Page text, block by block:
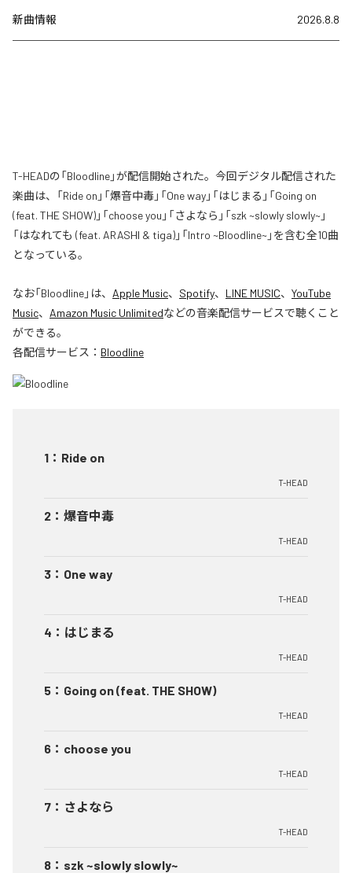
新曲情報 2026.8.8
T-HEADの「Bloodline」が配信開始された。今回デジタル配信された
楽曲は、「Ride on」「爆音中毒」「One way」「はじまる」「Going on
(feat. THE SHOW)」「choose you」「さよなら」「szk ~slowly slowly~」
「はなれても (feat. ARASHI & tiga)」「Intro ~Bloodline~」を含む全10曲
となっている。
なお「Bloodline」は、 Apple Music、 Spotify、 LINE MUSIC、 YouTube
Music、 Amazon Music Unlimitedなどの音楽配信サービスで聴くこと
ができる。
各配信サービス： Bloodline
1 ： Ride on
T-HEAD
2 ： 爆音中毒
T-HEAD
3 ： One way
T-HEAD
4 ： はじまる
T-HEAD
5 ： Going on (feat. THE SHOW)
T-HEAD
6 ： choose you
T-HEAD
7 ： さよなら
T-HEAD
8 ： szk ~slowly slowly~